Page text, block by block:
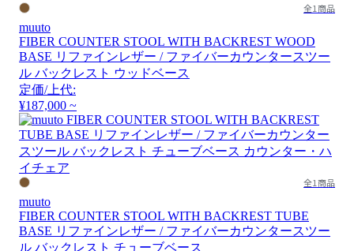
全1商品
muuto
FIBER COUNTER STOOL WITH BACKREST WOOD
BASE リファインレザー / ファイバーカウンタースツー
ル バックレスト ウッドベース
定価/上代:
¥187,000 ~
全1商品
muuto
FIBER COUNTER STOOL WITH BACKREST TUBE
BASE リファインレザー / ファイバーカウンタースツー
ル バックレスト チューブベース